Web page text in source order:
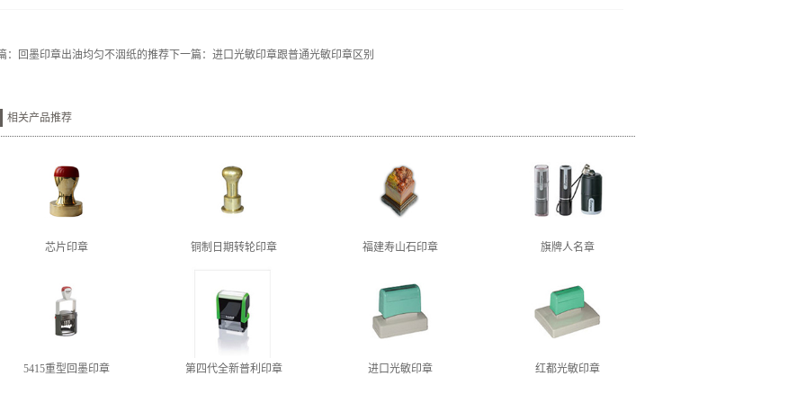
： 回墨印章出油均匀不洇纸的推荐 下一篇：进口光敏印章跟普通光敏印章区别
相关产品推荐
芯片印章 铜制日期转轮印章 福建寿山石印章 旗牌人名章
5415重型回墨印章 第四代全新普利印章 进口光敏印章 红都光敏印章